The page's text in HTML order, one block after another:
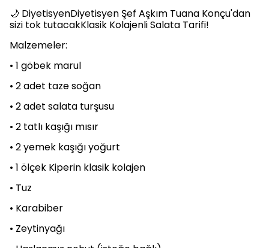
🌙 DiyetisyenDiyetisyen Şef Aşkım Tuana Konçu'dan
sizi tok tutacakKlasik Kolajenli Salata Tarifi!
Malzemeler:
• 1 göbek marul
• 2 adet taze soğan
• 2 adet salata turşusu
• 2 tatlı kaşığı mısır
• 2 yemek kaşığı yoğurt
• 1 ölçek Kiperin klasik kolajen
• Tuz
• Karabiber
• Zeytinyağı